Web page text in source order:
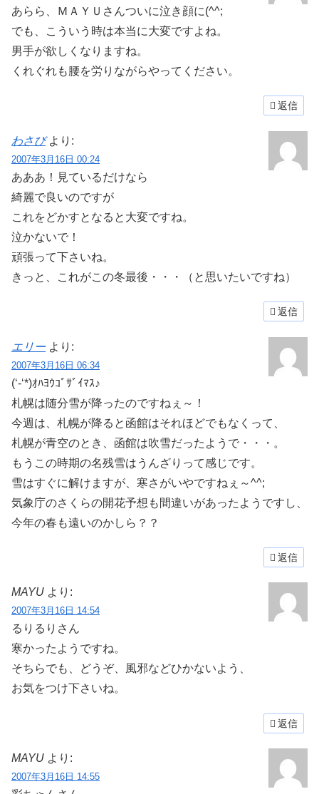
あらら、ＭＡＹＵさんついに泣き顔に(^^;
でも、こういう時は本当に大変ですよね。
男手が欲しくなりますね。
くれぐれも腰を労りながらやってください。
返信
わさび より:
2007年3月16日 00:24
あああ！見ているだけなら
綺麗で良いのですが
これをどかすとなると大変ですね。
泣かないで！
頑張って下さいね。
きっと、これがこの冬最後・・・（と思いたいですね）
返信
エリー より:
2007年3月16日 06:34
(‘-‘*)ｵﾊﾖｳｺﾞｻﾞｲﾏｽ♪
札幌は随分雪が降ったのですねぇ～！
今週は、札幌が降ると函館はそれほどでもなくって、
札幌が青空のとき、函館は吹雪だったようで・・・。
もうこの時期の名残雪はうんざりって感じです。
雪はすぐに解けますが、寒さがいやですねぇ～^^;
気象庁のさくらの開花予想も間違いがあったようですし、
今年の春も遠いのかしら？？
返信
MAYU より:
2007年3月16日 14:54
るりるりさん
寒かったようですね。
そちらでも、どうぞ、風邪などひかないよう、
お気をつけ下さいね。
返信
MAYU より:
2007年3月16日 14:55